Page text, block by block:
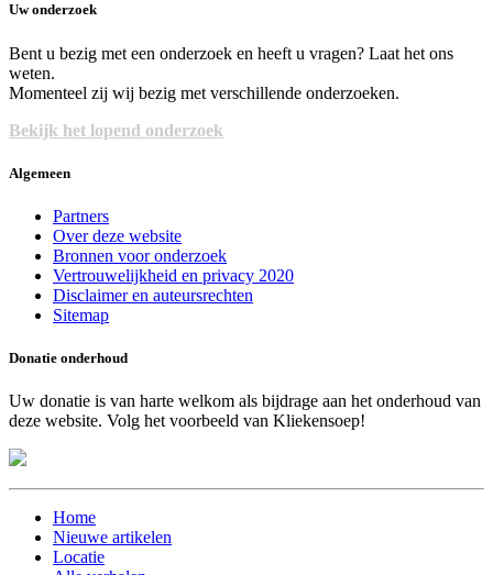
Uw onderzoek
Bent u bezig met een onderzoek en heeft u vragen? Laat het ons
weten.
Momenteel zij wij bezig met verschillende onderzoeken.
Bekijk het lopend onderzoek
Algemeen
Partners
Over deze website
Bronnen voor onderzoek
Vertrouwelijkheid en privacy 2020
Disclaimer en auteursrechten
Sitemap
Donatie onderhoud
Uw donatie is van harte welkom als bijdrage aan het onderhoud van
deze website. Volg het voorbeeld van Kliekensoep!
Home
Nieuwe artikelen
Locatie